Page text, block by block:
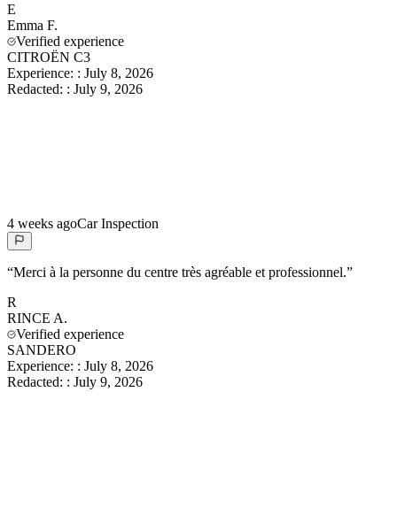
E
Emma F.
Verified experience
CITROËN C3
Experience: : July 8, 2026
Redacted: : July 9, 2026
4 weeks agoCar Inspection
“Merci à la personne du centre très agréable et professionnel.”
R
RINCE A.
Verified experience
SANDERO
Experience: : July 8, 2026
Redacted: : July 9, 2026